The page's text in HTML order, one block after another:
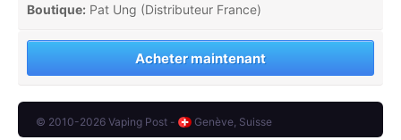
Boutique: Pat Ung (Distributeur France)
Acheter maintenant
© 2010-2026 Vaping Post - Genève, Suisse